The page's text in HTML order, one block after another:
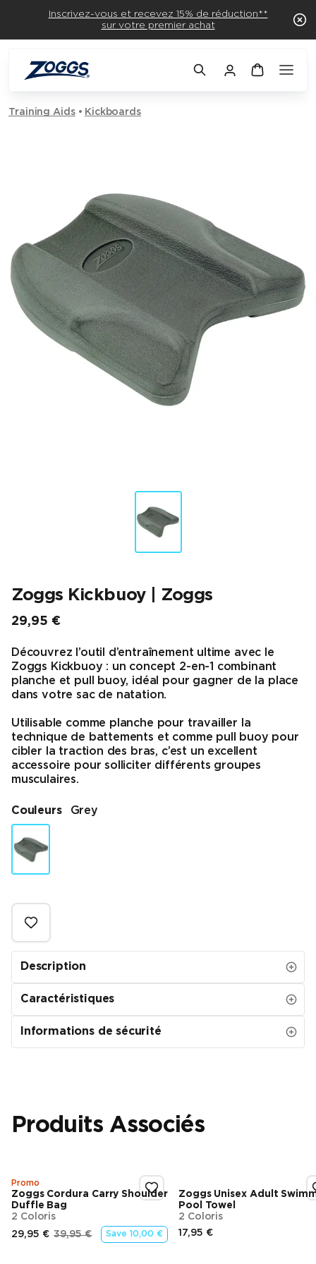
Inscrivez-vous et recevez 15% de réduction**
sur votre premier achat
Training Aids Kickboards
Zoggs Kickbuoy | Zoggs
29,95 €
Prix final
Découvrez l’outil d’entraînement ultime avec le
Zoggs Kickbuoy : un concept 2-en-1 combinant
planche et pull buoy, idéal pour gagner de la place
dans votre sac de natation.
Utilisable comme planche pour travailler la
technique de battements et comme pull buoy pour
cibler la traction des bras, c’est un excellent
accessoire pour solliciter différents groupes
musculaires.
Couleurs Grey
Description
Caractéristiques
Informations de sécurité
Produits Associés
Promo
Zoggs Cordura Carry Shoulder
Duffle Bag
2 Coloris
29,95 €
Prix final
39,95 €
Prix d’origine
Save10,00 €
Zoggs Unisex Adult
Pool Towel
2 Coloris
17,95 €
Prix final